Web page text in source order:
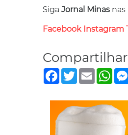
Siga Jornal Minas nas
Facebook Instagram
Facebook
TwitterEmail